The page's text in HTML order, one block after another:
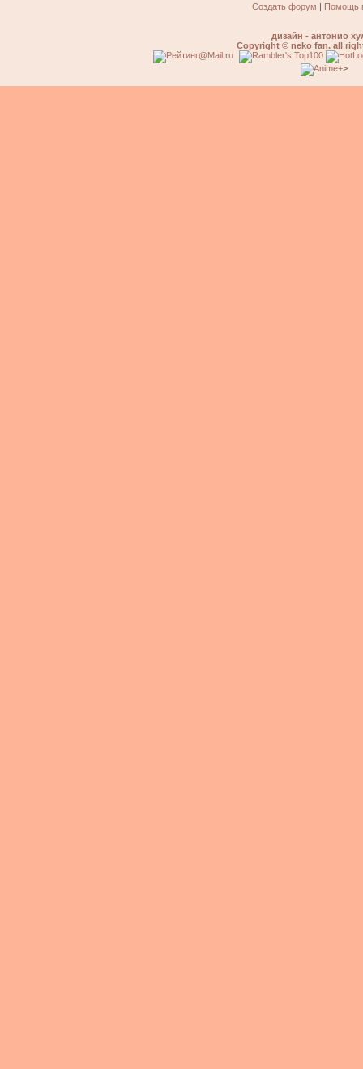
Создать форум | Помощь
дизайн - антонио
Copyright © neko fan. all
>